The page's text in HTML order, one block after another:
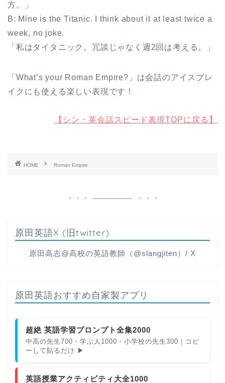
方。」
B: Mine is the Titanic. I think about it at least twice a
week, no joke.
「私はタイタニック。冗談じゃなく週2回は考える。」
「What’s your Roman Empire?」は会話のアイスブレ
イクにも使える楽しい表現です！
【シン・英会話スピード表現TOPに戻る】
HOME Roman Empire
原田英語X (旧twitter)
原田高志@高校の英語教師（@slangjiten）/ X
原田英語おすすめ自家製アプリ
超絶 英語学習プロンプト全集2000
中高の先生700・学ぶ人1000・小学校の先生300｜コピ
ーして貼るだけ ▶
英語授業アクティビティ大全1000